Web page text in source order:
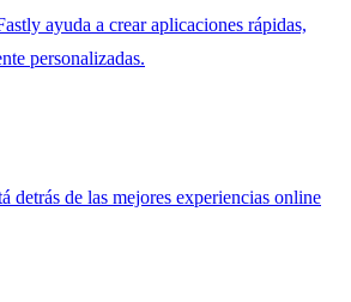
ayuda a crear aplicaciones rápidas,
personalizadas.
detrás de las mejores experiencias online